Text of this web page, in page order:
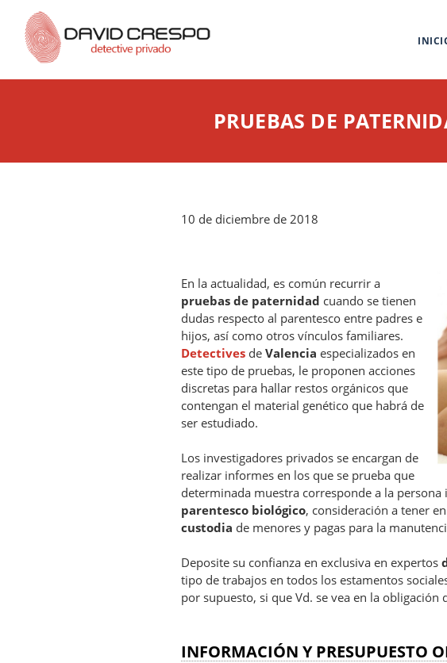
PRUEBAS DE
10 de diciembre de 2018
En la actualidad, es común recurrir a
pruebas de paternidad cuando se tienen
dudas respecto al parentesco entre padres e
hijos, así como otros vínculos familiares.
Detectivesde Valencia especializados en
este tipo de pruebas, le proponen acciones
discretas para hallar restos orgánicos que
contengan el material genético que habrá de
ser estudiado.
Los investigadores privados se encargan de
realizar informes en los que se prueba que
determinada muestra corresponde a la
parentesco biológico, consideración a tener
custodia de menores y pagas para la
Deposite su confianza en exclusiva en expertos
tipo de trabajos en todos los estamentos
por supuesto, si que Vd. se vea en la
INFORMACIÓN Y PRESUPUESTO